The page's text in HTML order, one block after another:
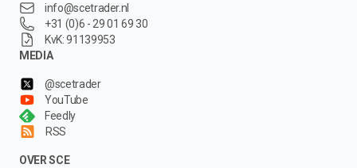
info@scetrader.nl
+31 (0)6 - 29 01 69 30
KvK: 91139953
MEDIA
@scetrader
YouTube
Feedly
RSS
OVER SCE